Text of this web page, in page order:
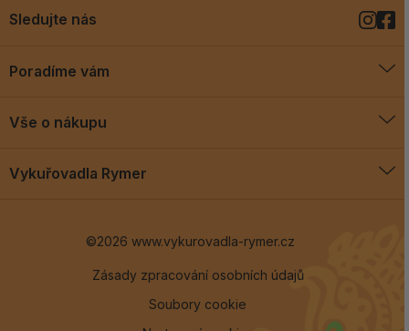
Poradíme vám
Blog
Vše o nákupu
Vykuřovadla Rymer
Sledujte nás
©2026 www.vykurovadla-rymer.cz
Zásady zpracování osobních údajů
Soubory cookie